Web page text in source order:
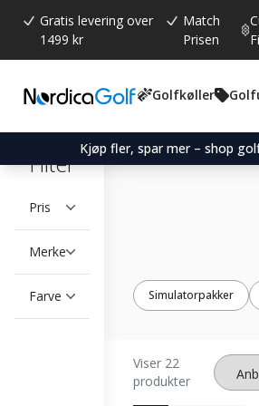
Gratis levering over
1499 kr
Match
Prisen
Golfkøller
Kjøp fler, spar mer – shop
Filter
Pris
Merke
Farve Simulatorpakker
Viser 22
produkter